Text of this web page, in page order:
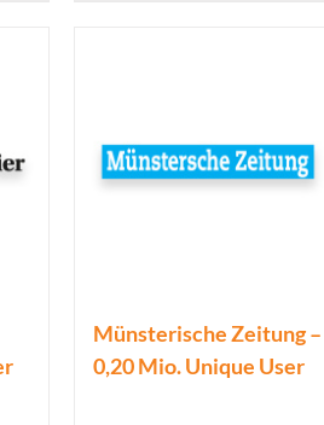
Münsterische Zeitung –
0,20 Mio. Unique User